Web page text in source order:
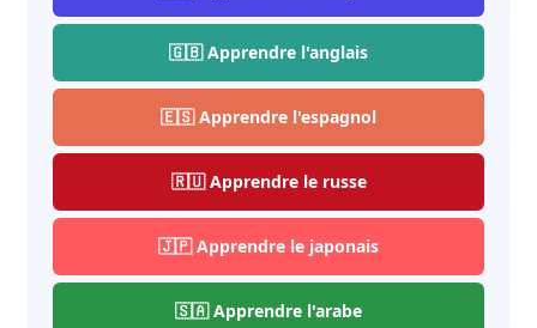
🇬🇧 Apprendre l'anglais
🇪🇸 Apprendre l'espagnol
🇷🇺 Apprendre le russe
🇯🇵 Apprendre le japonais
🇸🇦 Apprendre l'arabe